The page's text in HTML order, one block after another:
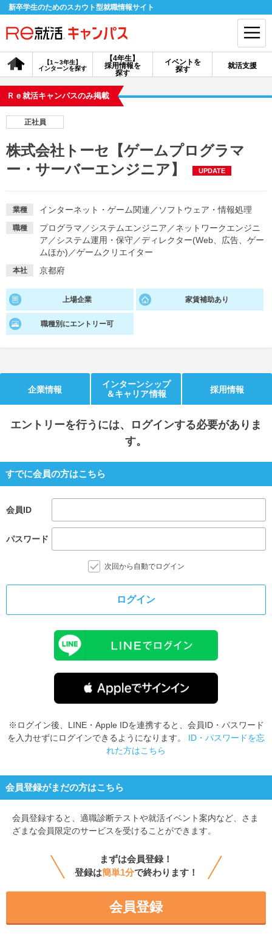
新卒学生のためのスカウト型就職情報サイト
【4年生】
採用情報を
探す
【1～3年生】
インターンを探す
イベントを
探す
就活支援
会員登録 ログイン
探す
【4年生】
【4年生】
【1～3年生】
イベントを探す スカウト お知らせ
就活支援
就活ノウハウが満載！
就活コラム
お役立ち記事・相談室など
就活ニュースペーパー よくある質問
Ｒｅ就活キャンパスのみ掲載
正社員
株式会社トーセ【ゲームプログラマ
ー・サーバーエンジニア】
UPDATE
業種 インターネット・ゲーム関連 ／ ソフトウェア・情報処理
職種 プログラマ ／システムエンジニア ／ネットワークエンジニ
ア ／システム運用・保守／ディレクター(Web、広告、ゲー
ムほか) ／ゲームクリエイター
本社 京都府
上場企業 家賃補助あり
職種別にエントリー可
企業情報
インターンシップ
＆キャリア情報
採用情報
エントリーを行うには、ログインする必要がありま
す。
すでに会員の方はこちら
会員ID
パスワード
次回から自動でログイン
ログイン
※ログイン後、LINE・Apple IDを連携すると、会員ID・パスワード
を入力せずにログインできるようになります。 ID・パスワードを忘
れた方はこちら
会員登録がまだの方はこちら
会員登録すると、 適職診断テストや就活イベント案内など、さま
ざまな会員限定のサービスを受けることができます。
まずは会員登録！
登録は簡単1分で終わります！
会員登録